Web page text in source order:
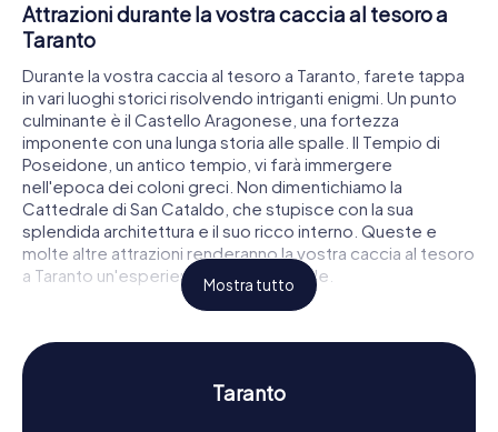
Attrazioni durante la vostra caccia al tesoro a
Taranto
Durante la vostra caccia al tesoro a Taranto, farete tappa
in vari luoghi storici risolvendo intriganti enigmi. Un punto
culminante è il Castello Aragonese, una fortezza
imponente con una lunga storia alle spalle. Il Tempio di
Poseidone, un antico tempio, vi farà immergere
nell'epoca dei coloni greci. Non dimentichiamo la
Cattedrale di San Cataldo, che stupisce con la sua
splendida architettura e il suo ricco interno. Queste e
molte altre attrazioni renderanno la vostra caccia al tesoro
a Taranto un'esperienza indimenticabile.
tesoro a Taranto
Durante le nostre cacce al tesoro a Taranto, scoprirete di
più sulla storia e la cultura affascinanti della città. Sapevate
Mostra tutto
Taranto